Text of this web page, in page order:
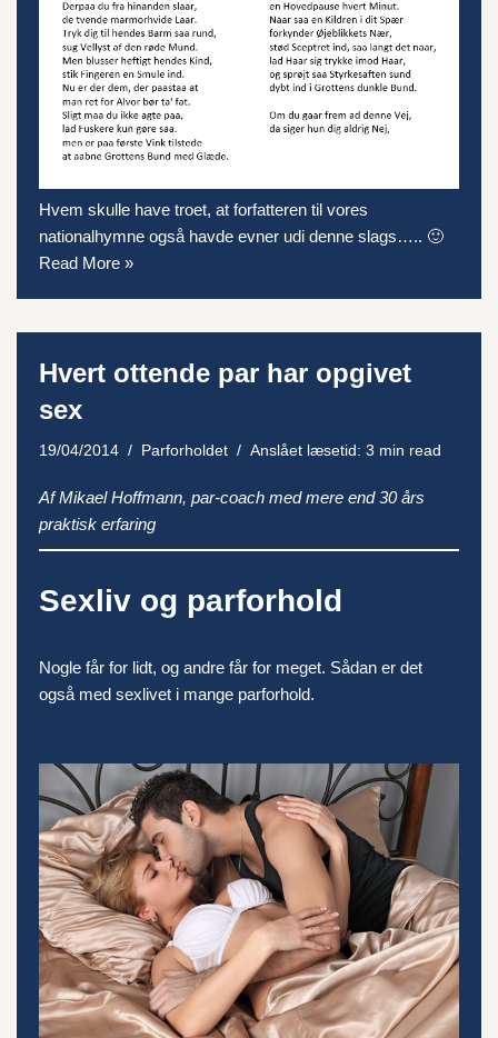
Hvem skulle have troet, at forfatteren til vores
nationalhymne også havde evner udi denne slags….. 🙂
Read More »
Hvert ottende par har opgivet
sex
19/04/2014 Parforholdet Anslået læsetid: 3 min read
Af Mikael Hoffmann, par-coach med mere end 30 års
praktisk erfaring
Sexliv og parforhold
Nogle får for lidt, og andre får for meget. Sådan er det
også med sexlivet i mange parforhold.